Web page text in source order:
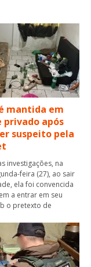
mantida em
privado após
suspeito pela
investigações, na
feira (27), ao sair
ela foi convencida
a entrar em seu
o pretexto de